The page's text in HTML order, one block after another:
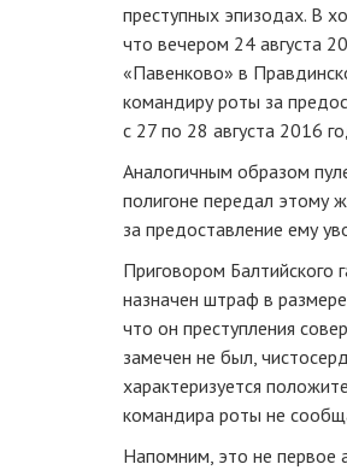
преступных эпизодах. В
что вечером 24 августа
«Павенково» в
командиру роты за
с 27 по 28 августа 2016
Аналогичным образом
полигоне передал этому
за предоставление ему
Приговором Балтийского
назначен штраф в
что он преступления
замечен не был,
характеризуется
командира роты не
Напомним, это не первое